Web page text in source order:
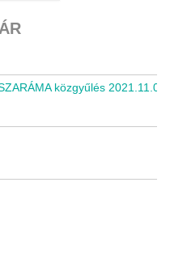
közgyűlés 2021.11.05.